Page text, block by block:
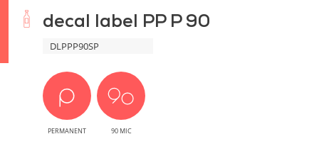
decal label PP P 90
DLPPP90SP
PERMANENT 90 MIC